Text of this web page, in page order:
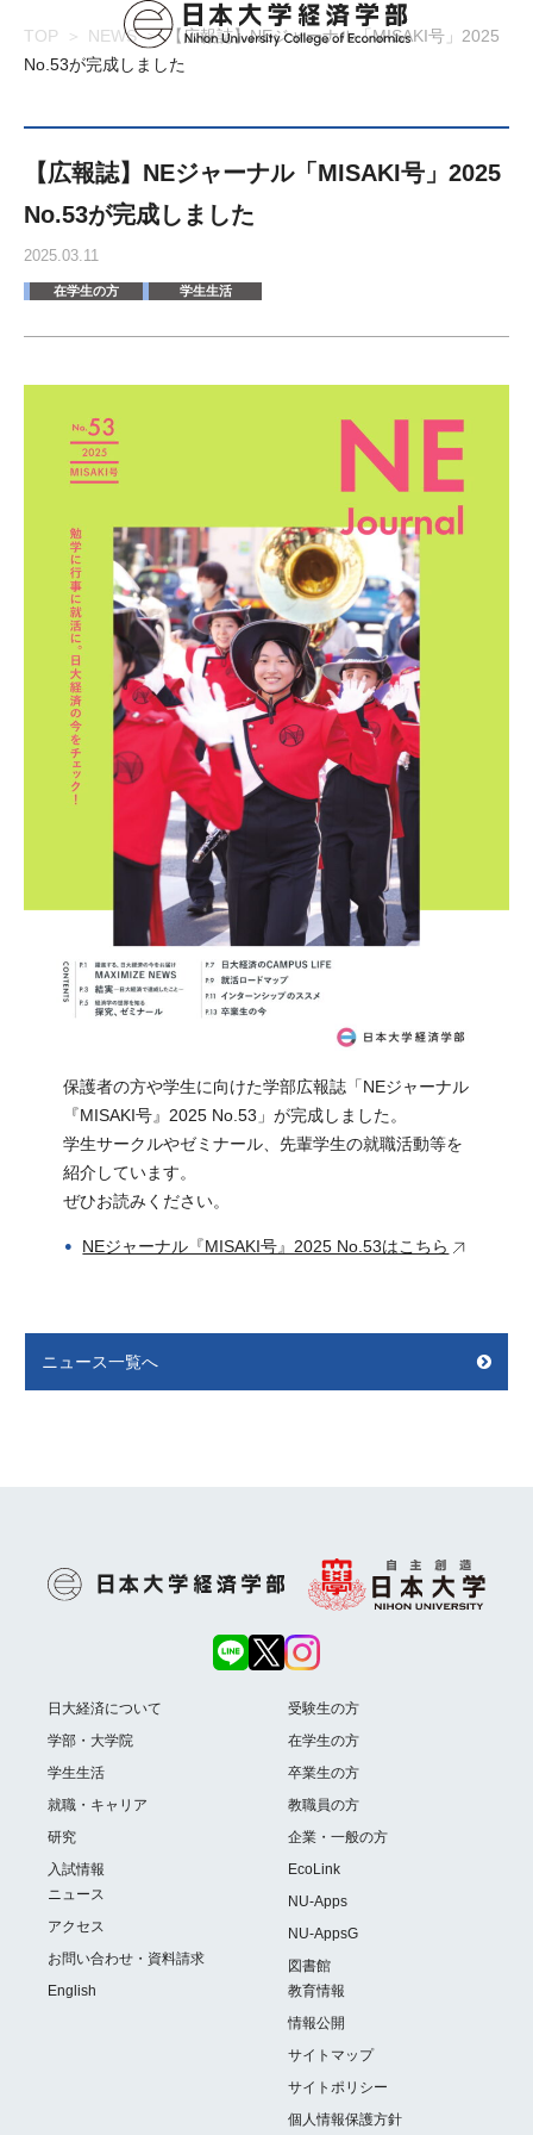
TOP NEWS
【広報誌】NEジャーナル「MISAKI号」2025
No.53が完成しました
【広報誌】NEジャーナル「MISAKI号」2025
No.53が完成しました
2025.03.11
在学生の方 学生生活
保護者の方や学生に向けた学部広報誌「NEジャーナル
『MISAKI号』2025 No.53」が完成しました。
学生サークルやゼミナール、先輩学生の就職活動等を
紹介しています。
ぜひお読みください。
NEジャーナル『MISAKI号』2025 No.53はこちら
ニュース一覧へ
日大経済について
学部・大学院
学生生活
就職・キャリア
研究
入試情報
ニュース
アクセス
お問い合わせ・資料請求
English
受験生の方
在学生の方
卒業生の方
教職員の方
企業・一般の方
EcoLink
NU-Apps
NU-AppsG
図書館
教育情報
情報公開
サイトマップ
サイトポリシー
個人情報保護方針